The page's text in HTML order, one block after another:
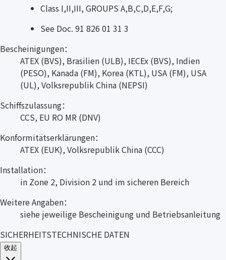
Class I,II,III, GROUPS A,B,C,D,E,F,G;
See Doc. 91 826 01 31 3
Bescheinigungen：
ATEX (BVS), Brasilien (ULB), IECEx (BVS), Indien
(PESO), Kanada (FM), Korea (KTL), USA (FM), USA
(UL), Volksrepublik China (NEPSI)
Schiffszulassung：
CCS, EU RO MR (DNV)
Konformitätserklärungen：
ATEX (EUK), Volksrepublik China (CCC)
Installation：
in Zone 2, Division 2 und im sicheren Bereich
Weitere Angaben：
siehe jeweilige Bescheinigung und Betriebsanleitung
SICHERHEITSTECHNISCHE DATEN
收起